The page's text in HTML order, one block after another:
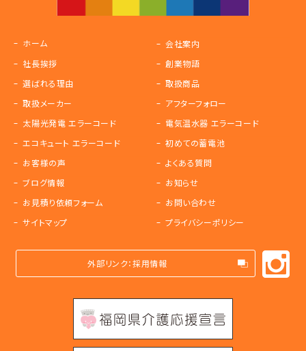
ホーム
会社案内
社長挨拶
創業物語
選ばれる理由
取扱商品
取扱メーカー
アフターフォロー
太陽光発電 エラーコード
電気温水器 エラーコード
エコキュート エラーコード
初めての蓄電池
お客様の声
よくある質問
ブログ情報
お知らせ
お見積り依頼フォーム
お問い合わせ
サイトマップ
プライバシーポリシー
外部リンク：採用情報